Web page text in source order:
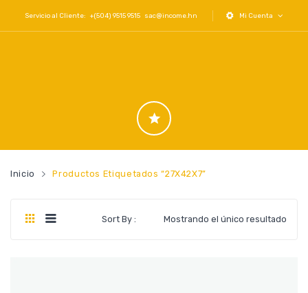
Servicio al Cliente: +(504) 9515 9515 sac@income.hn Mi Cuenta
Inicio Productos Etiquetados “27X42X7”
Mostrando el único resultado
Sort By :